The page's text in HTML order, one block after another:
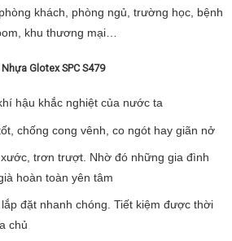
khách, phòng ngủ, trường học, bệnh
khu thương mại…
Nhựa Glotex SPC S479
hậu khắc nghiệt của nước ta
chống cong vênh, co ngót hay giãn nở
trơn trượt. Nhờ đó những gia đình
hoàn toàn yên tâm
đặt nhanh chóng. Tiết kiệm được thời
chủ